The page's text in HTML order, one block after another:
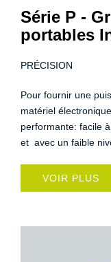
Série P -
portables
PRÉCISION
Pour fournir une
matériel
performante: facile
et avec un faible
VOIR PLUS